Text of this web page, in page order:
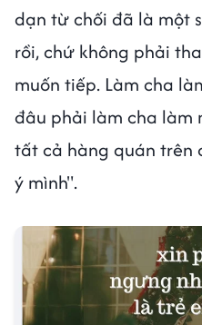
dạn từ chối đã là một
rồi, chứ không phải
muốn tiếp. Làm cha
đâu phải làm cha làm
tất cả hàng quán trên
ý mình".